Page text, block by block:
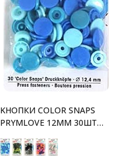
KНОПКИ COLOR SNAPS
PRYMLOVE 12ММ 30ШТ